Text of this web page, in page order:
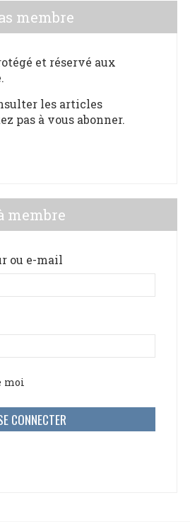
membre
et réservé aux
les articles
pas à vous abonner.
membre
ou e-mail
moi